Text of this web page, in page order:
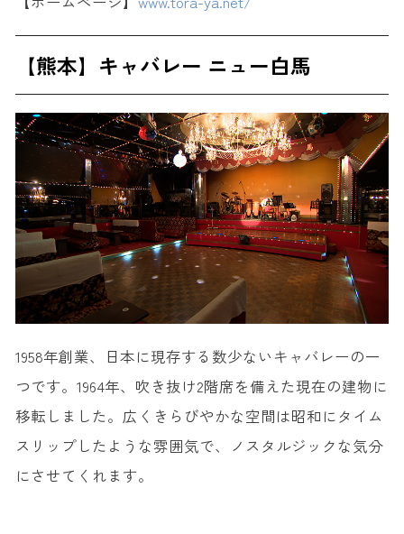
【熊本】キャバレー ニュー白馬
1958年創業、日本に現存する数少ないキャバレーの一
つです。1964年、吹き抜け2階席を備えた現在の建物に
移転しました。広くきらびやかな空間は昭和にタイム
スリップしたような雰囲気で、ノスタルジックな気分
にさせてくれます。